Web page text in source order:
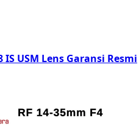
IS USM Lens Garansi Resmi